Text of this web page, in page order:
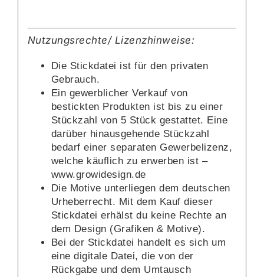
Nutzungsrechte/ Lizenzhinweise:
Die Stickdatei ist für den privaten
Gebrauch.
Ein gewerblicher Verkauf von
bestickten Produkten ist bis zu einer
Stückzahl von 5 Stück gestattet. Eine
darüber hinausgehende Stückzahl
bedarf einer separaten Gewerbelizenz,
welche käuflich zu erwerben ist –
www.growidesign.de
Die Motive unterliegen dem deutschen
Urheberrecht. Mit dem Kauf dieser
Stickdatei erhälst du keine Rechte an
dem Design (Grafiken & Motive).
Bei der Stickdatei handelt es sich um
eine digitale Datei, die von der
Rückgabe und dem Umtausch